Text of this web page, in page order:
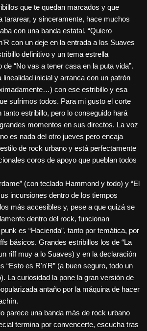
que te quedan marcados y que
tararear, y sinceramente, hace muchos
con una banda estatal. “Quiero
con un deje en la entrada a los Suaves
definitivo y un tema estrella
“No vas a tener casa en la puta vida”.
linealidad inicial y arranca con un patrón
con ese estribillo y esa
sufrimos todos. Para mi gusto el corte
estribillo, pero lo conseguido hará
momentos en sus directos. La voz
es nada del otro jueves pero encaja
de rock urbano y está perfectamente
coros de apoyo que pueblan todos
(con teclado Hammond y todo) y “El
incursiones dentro de los tiempos
más accesibles y, pese a que quizá se
dentro del rock, funcionan
es “Hacienda”, tanto por temática, por
básicos. Grandes estribillos los de “La
riff muy a lo Suaves) y en la declaración
“Esto es R'n'R” (a buen seguro, todo un
La curiosidad la pone la gran versión de
antaño por la máquina de hacer
parece una banda más de rock urbano
termina por convencerte, escucha tras